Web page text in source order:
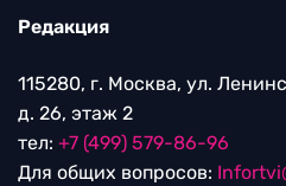
Редакция
115280, г. Москва, ул.
д. 26, этаж 2
тел: +7 (499) 579-86-96
Для общих вопросов: